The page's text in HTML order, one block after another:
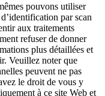
pouvons utiliser
par scan
aux traitements
refuser de donner
plus détaillées et
Veuillez noter que
peuvent ne pas
le droit de vous y
à ce site Web et